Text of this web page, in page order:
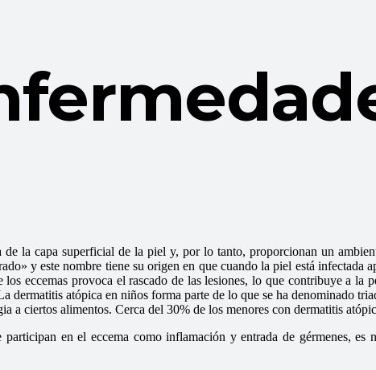
la capa superficial de la piel y, por lo tanto, proporcionan un
y este nombre tiene su origen en que cuando la piel está infectada
eccemas provoca el rascado de las lesiones, lo que contribuye a la
dermatitis atópica en niños forma parte de lo que se ha denominado
ciertos alimentos. Cerca del 30% de los menores con dermatitis
en el eccema como inflamación y entrada de gérmenes, es